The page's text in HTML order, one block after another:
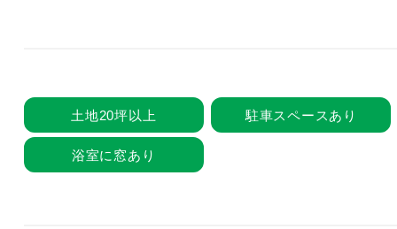
土地20坪以上 駐車スペースあり
浴室に窓あり